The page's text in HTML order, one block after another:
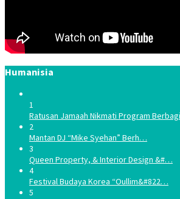
Humanisia
1
Ratusan Jamaah Nikmati Program
2
Mantan DJ “Mike Syehan” Berh…
3
Queen Property, & Interior Design &#…
4
Festival Budaya Korea “Oullim&#822…
5